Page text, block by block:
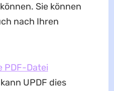
Sie können
nach Ihren
PDF-Datei
UPDF dies